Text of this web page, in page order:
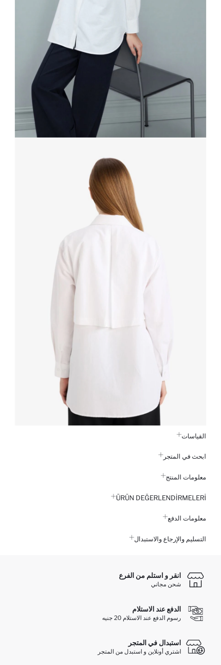
القياسات
ابحث في المتجر
معلومات المنتج
ÜRÜN DEĞERLENDİRMELERİ
معلومات الدفع
التسليم والإرجاع والاستبدال
انقر و استلم من الفرع
شحن مجاني
الدفع عند الاستلام
رسوم الدفع عند الاستلام 20 جنيه
استبدال في المتجر
اشتري أونلاين و استبدل من المتجر